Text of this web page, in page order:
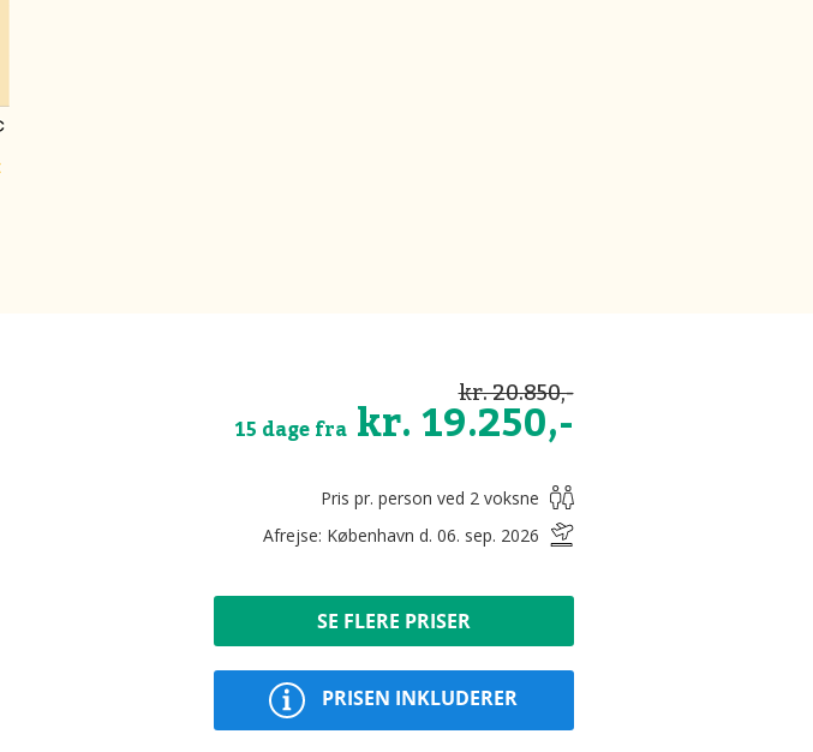
kr. 20.850,-
15 dage frakr. 19.250,-
Pris pr. person ved 2 voksne
Afrejse: København d. 06. sep. 2026
SE FLERE PRISER
PRISEN INKLUDERER